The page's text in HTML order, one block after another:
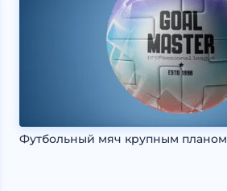
Футбольный мяч крупным планом